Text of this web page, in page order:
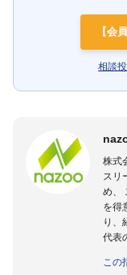
【会
相談
株式
スリ
め、
を得
り、
代表
のほ
この